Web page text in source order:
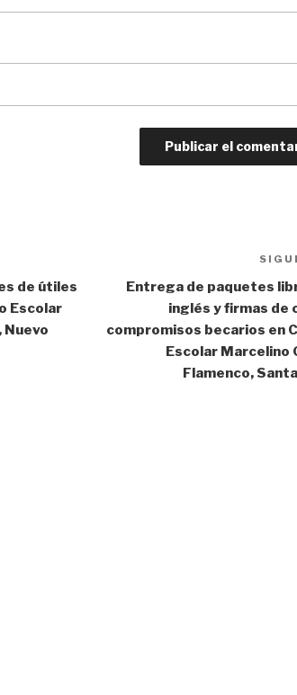
de útiles
Escolar
Nuevo
Entrega de paquetes
inglés y firmas de
compromisos becarios en
Escolar Marcelino
Flamenco,